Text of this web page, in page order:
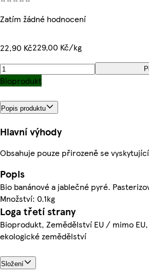
Zatím žádné hodnocení
22,90 Kč229,00 Kč/kg
Bioprodukt
Popis produktu
Hlavní výhody
Obsahuje pouze přirozeně se
Popis
Bio banánové a jablečné pyré.
Množství: 0.1kg
Loga třetí strany
Bioprodukt, Zemědělství EU / mimo
ekologické zemědělství
Složení